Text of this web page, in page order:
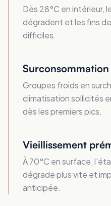
Dès 28°C en intérieur,
dégradent et les fins
difficiles.
Groupes froids en
climatisation sollicités
dès les premiers pics.
Vieillissement
À 70°C en surface,
dégrade plus vite et
anticipée.